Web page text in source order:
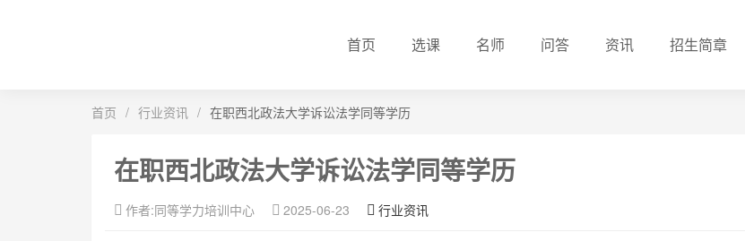
首页 选课 名师 问答 资讯 招生简章
首页 / 行业资讯 / 在职西北政法大学诉讼法学同等学历
在职西北政法大学诉讼法学同等学历
作者:同等学力培训中心 2025-06-23 行业资讯